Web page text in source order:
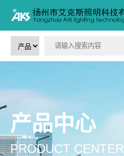
产品中心
PRODUCT CENTER